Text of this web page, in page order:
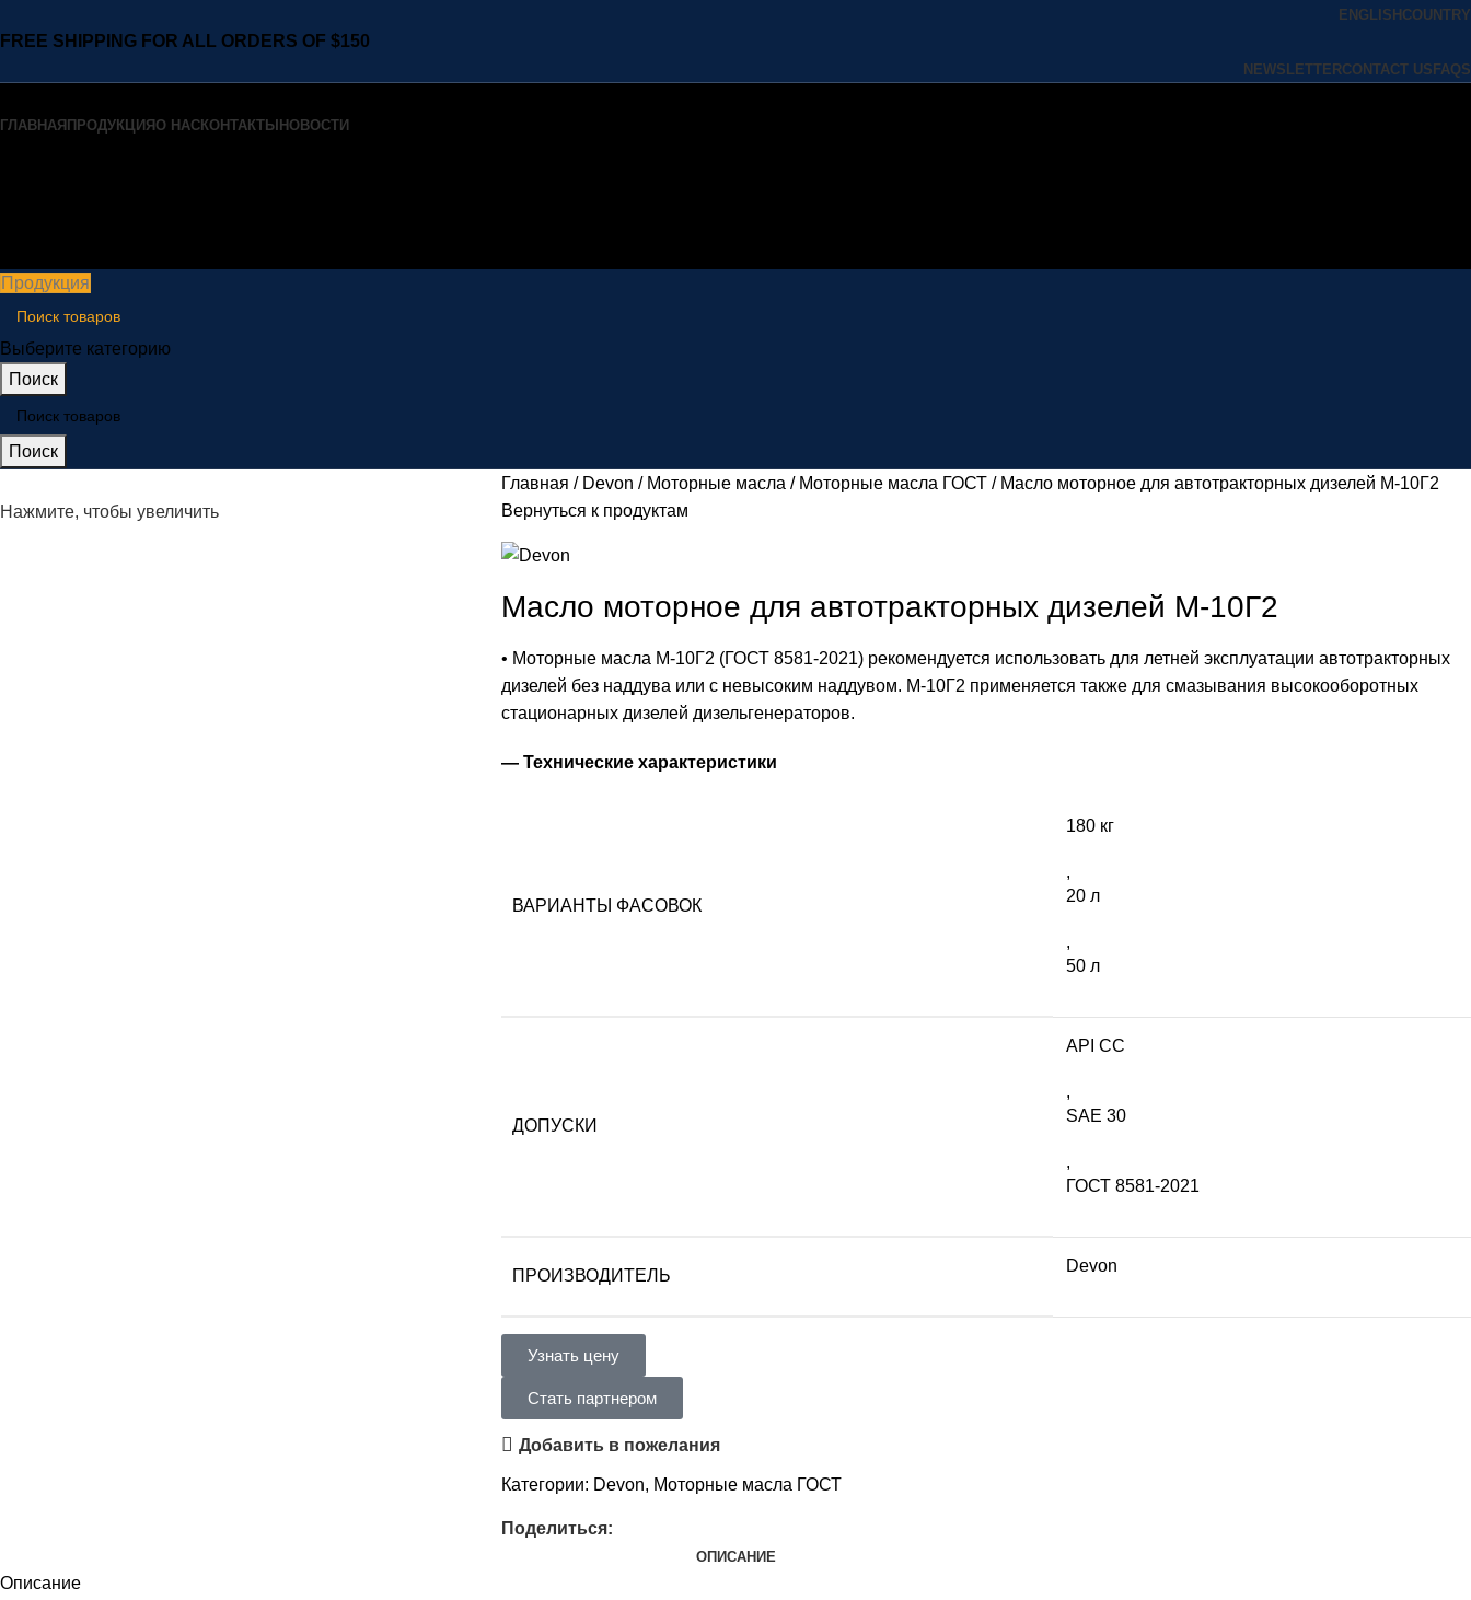
ENGLISH COUNTRY
FREE SHIPPING FOR ALL ORDERS OF $150
NEWSLETTERCONTACT US FAQS
ГЛАВНАЯ ПРОДУКЦИЯ О НАС КОНТАКТЫ НОВОСТИ
Продукция
Выберите категорию
Поиск
Поиск
Нажмите, чтобы увеличить
Главная Devon Моторные масла Моторные масла ГОСТ
Масло моторное для автотракторных дизелей М-10Г2
Вернуться к продуктам
Масло моторное для автотракторных дизелей М-10Г2
• Моторные масла М-10Г2 (ГОСТ 8581-2021) рекомендуется использовать для летней эксплуатации автотракторных
дизелей без наддува или с невысоким наддувом. М-10Г2 применяется также для смазывания высокооборотных
стационарных дизелей дизельгенераторов.
— Технические характеристики
ВАРИАНТЫ ФАСОВОК
180 кг
,
20 л
,
50 л
ДОПУСКИ
API CС
,
SAE 30
,
ГОСТ 8581-2021
ПРОИЗВОДИТЕЛЬ
Devon
Узнать цену
Стать партнером
Добавить в пожелания
Категории: Devon, Моторные масла ГОСТ
Поделиться:
ОПИСАНИЕ
Описание